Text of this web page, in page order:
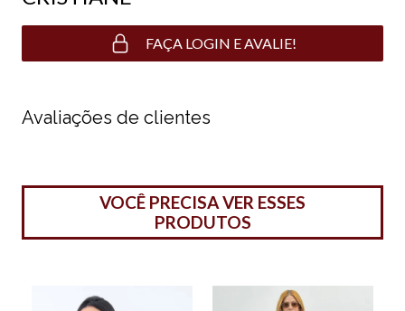
FAÇA LOGIN E AVALIE!
Avaliações de clientes
VOCÊ PRECISA VER ESSES
PRODUTOS